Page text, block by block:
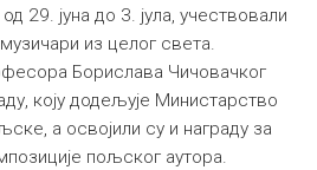
29. јуна до 3. јула, учествовали
из целог света.
Борислава Чичовачког
коју додељује Министарство
а освојили су и награду за
пољског аутора.